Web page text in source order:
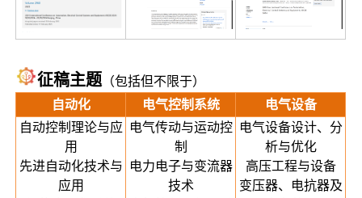
征稿主题（包括但不限于）
自动化
电气控制系统
电气设备
自动控制理论与应
用
先进自动化技术与
应用
电气传动与运动控
制
电力电子与变流器
技术
电气设备设计、分
析与优化
高压工程与设备
变压器、电抗器及